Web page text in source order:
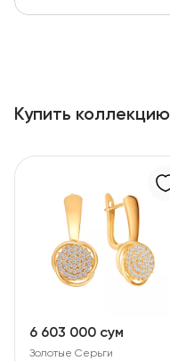
Купить коллекцию
6 603 000 сум
Золотые Серьги